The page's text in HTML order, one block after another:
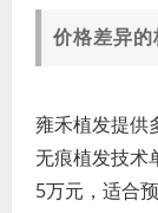
价格差异
雍禾植发提供
无痕植发技术
5万元，适合